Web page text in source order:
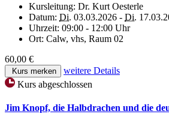
Kursleitung: Dr. Kurt Oesterle
Datum: Di. 03.03.2026 - Di.
Uhrzeit: 09:00 - 12:00 Uhr
Ort: Calw, vhs, Raum 02
60,00 €
Kurs merken
weitere Details
Kurs abgeschlossen
Jim Knopf, die Halbdrachen und die